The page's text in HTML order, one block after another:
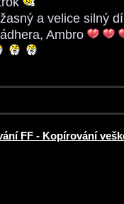
a velice silný
Ambro
FF - Kopírování